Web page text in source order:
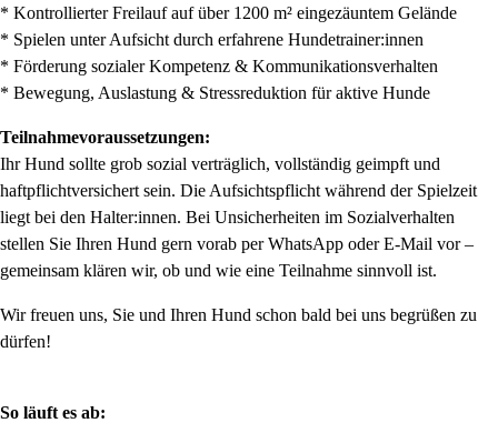
* Kontrollierter Freilauf auf über 1200 m² eingezäuntem Gelände
* Spielen unter Aufsicht durch erfahrene Hundetrainer:innen
* Förderung sozialer Kompetenz & Kommunikationsverhalten
* Bewegung, Auslastung & Stressreduktion für aktive Hunde
Teilnahmevoraussetzungen:
Ihr Hund sollte grob sozial verträglich, vollständig geimpft und
haftpflichtversichert sein. Die Aufsichtspflicht während der Spielzeit
liegt bei den Halter:innen. Bei Unsicherheiten im Sozialverhalten
stellen Sie Ihren Hund gern vorab per WhatsApp oder E-Mail vor –
gemeinsam klären wir, ob und wie eine Teilnahme sinnvoll ist.
Wir freuen uns, Sie und Ihren Hund schon bald bei uns begrüßen zu
dürfen!
So läuft es ab: